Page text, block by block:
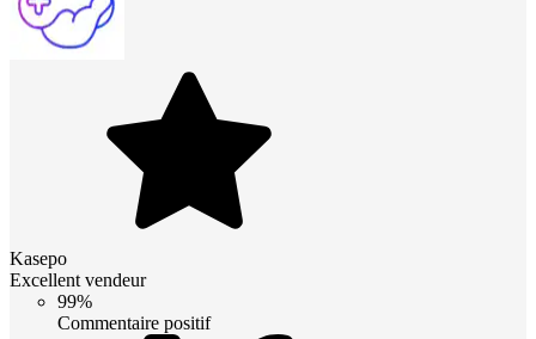
Kasepo
Excellent vendeur
99%
Commentaire positif